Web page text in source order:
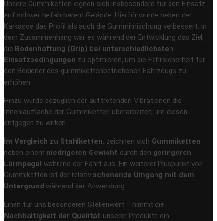
Unsere Gummiketten eignen sich insbesondere für den Einsatz
auf schwer befahrbarem Gelände. Hierfür wurde neben der
Karkasse das Profil als auch die Gummimischung verbessert. In
dem Zusammenhang war es während der Entwicklung das Ziel,
die Bodenhaftung (Grip) bei unterschiedlichsten
Einsatzbedingungen zu optimieren, um die Fahrsicherheit für
den Bediener des gummikettenbetriebenen Fahrzeugs zu
erhöhen.
Hinzu wurde bezüglich der auftretenden Vibrationen die
Innenlauffläche der Gummiketten überarbeitet, um diesen
entgegen zu wirken.
Im Vergleich zu Stahlketten, zeichnen sich Gummiketten
neben einem niedrigeren Gewicht durch den geringeren
Lärmpegel während der Fahrt aus. Ein weiterer Pluspunkt von
Gummiketten ist der relativ schonende Umgang mit dem
Untergrund während der Anwendung.
Einen für uns besonderen Stellenwert – nimmt die
Nachhaltigkeit der Qualität unserer Produkte ein.